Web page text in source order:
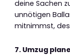
deine Sachen
unnötigen
mitnimmst,
7. Umzug